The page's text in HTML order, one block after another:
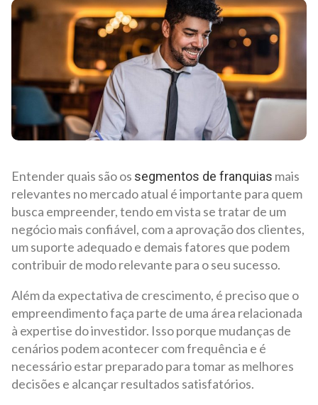
Entender quais são os segmentos de franquias mais
relevantes no mercado atual é importante para quem
busca empreender, tendo em vista se tratar de um
negócio mais confiável, com a aprovação dos clientes,
um suporte adequado e demais fatores que podem
contribuir de modo relevante para o seu sucesso.
Além da expectativa de crescimento, é preciso que o
empreendimento faça parte de uma área relacionada
à expertise do investidor. Isso porque mudanças de
cenários podem acontecer com frequência e é
necessário estar preparado para tomar as melhores
decisões e alcançar resultados satisfatórios.